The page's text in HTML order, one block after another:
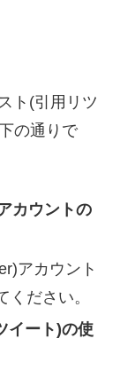
ト(引用リツ
の通りで
カウントの
アカウント
ください。
イート)の使